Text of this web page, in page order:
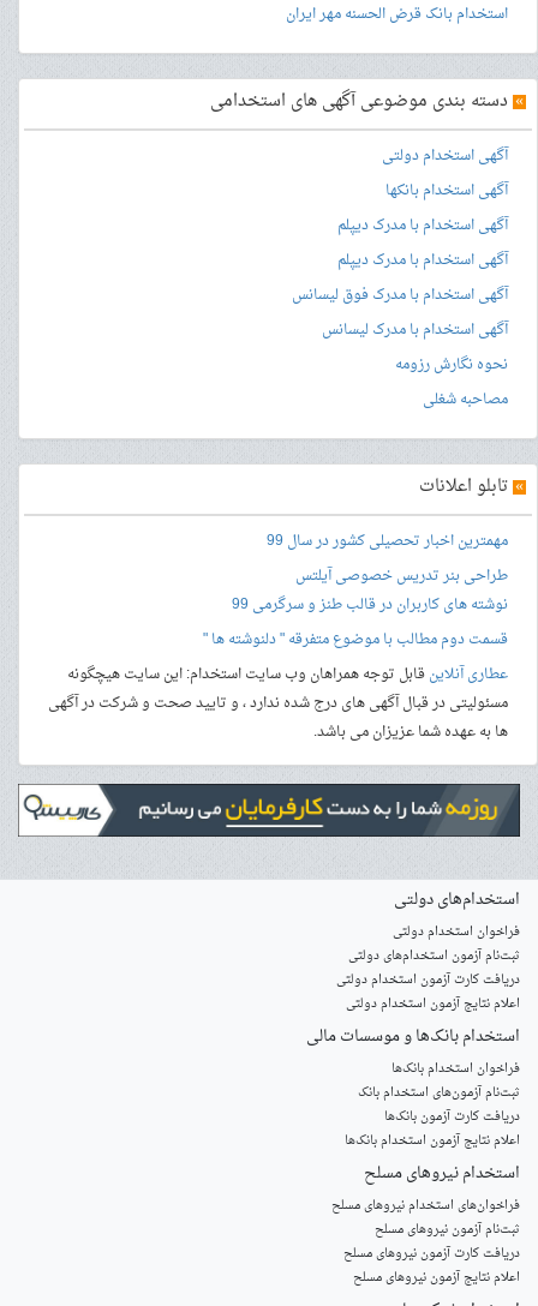
استخدام بانک قرض الحسنه مهر ایران
» دسته بندی موضوعی آگهی های استخدامی
آگهی استخدام دولتی
آگهی استخدام بانکها
آگهی استخدام با مدرک دیپلم
آگهی استخدام با مدرک دیپلم
آگهی استخدام با مدرک فوق لیسانس
آگهی استخدام با مدرک لیسانس
نحوه نگارش رزومه
مصاحبه شغلی
» تابلو اعلانات
مهمترین اخبار تحصیلی کشور در سال 99
طراحی بنرتدریس خصوصی آیلتس
نوشته های کاربران در قالب طنز و سرگرمی 99
قسمت دوم مطالب با موضوع متفرقه " دلنوشته ها "
عطاری آنلاینقابل توجه همراهان وب سایت استخدام: این سایت هیچگونه
مسئولیتی در قبال آگهی های درج شده ندارد ، و تایید صحت و شرکت در آگهی
ها به عهده شما عزیزان می باشد.
استخدام‌های دولتی
فراخوان استخدام دولتی
ثبت‌نام آزمون‌ استخدام‌های دولتی
دریافت کارت آزمون استخدام دولتی
اعلام نتایج آزمون استخدام دولتی
استخدام‌ بانک‌ها و موسسات مالی
فراخوان استخدام بانک‌ها
‌ثبت‌نام آزمون‌های استخدام بانک
دریافت کارت آزمون بانک‌ها
اعلام نتایج آزمون استخدام بانک‌ها
استخدام‌ نیروهای مسلح
‌فراخوان‌های استخدام‌ نیروهای مسلح
ثبت‌نام آزمون نیروهای مسلح
دریافت کارت آزمون نیروهای مسلح
اعلام نتایج آزمون نیروهای مسلح